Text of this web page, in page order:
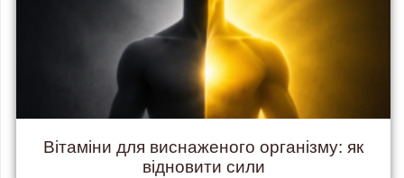
Вітаміни для виснаженого організму: як
відновити сили